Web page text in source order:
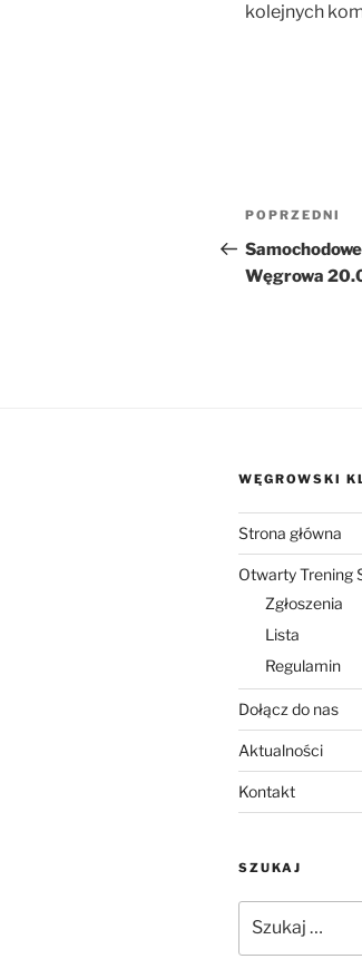
kolejnych
wpisu
Poprzedni
wpis
POPRZEDNI
Węgrowa
WĘGROWSKI
Strona główna
Otwarty Trening
Zgłoszenia
Lista
Regulamin
Dołącz do nas
Aktualności
Kontakt
SZUKAJ